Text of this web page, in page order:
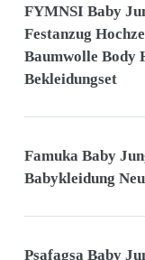
FYMNSI Baby
Festanzug
Baumwolle Body
Bekleidungset
Famuka Baby
Babykleidung
Psafagsa Baby